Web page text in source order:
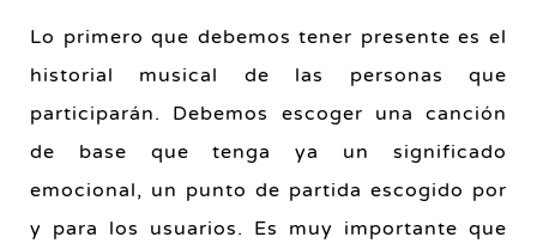
Lo primero que debemos tener presente es el
historial musical de las personas que
participarán. Debemos escoger una canción
de base que tenga ya un significado
emocional, un punto de partida escogido por
y para los usuarios. Es muy importante que